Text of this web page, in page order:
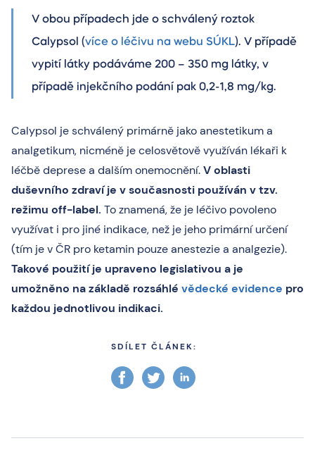
V obou případech jde o schválený roztok
Calypsol (více o léčivu na webu SÚKL). V případě
vypití látky podáváme 200 – 350 mg látky, v
případě injekčního podání pak 0,2-1,8 mg/kg.
Calypsol je schválený primárně jako anestetikum a
analgetikum, nicméně je celosvětově využíván lékaři k
léčbě deprese a dalším onemocnění.V oblasti
duševního zdraví je v současnosti používán v tzv.
režimu off-label. To znamená, že je léčivo povoleno
využívat i pro jiné indikace, než je jeho primární určení
(tím je v ČR pro ketamin pouze anestezie a analgezie).
Takové použití je upraveno legislativou a je
umožněno na základě rozsáhlé vědecké evidence pro
každou jednotlivou indikaci.
SDÍLET ČLÁNEK: